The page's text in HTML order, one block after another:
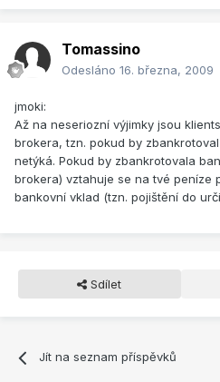
Tomassino
Odesláno 16. března, 2009
jmoki:
Až na neseriozní výjimky jsou
brokera, tzn. pokud by
netýká. Pokud by zbankrotovala
brokera) vztahuje se na tvé peníze
bankovní vklad (tzn. pojištění do
Sdílet
Jít na seznam příspěvků